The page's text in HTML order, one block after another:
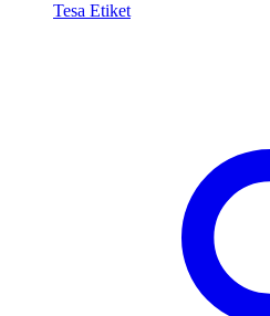
Tesa Etiket